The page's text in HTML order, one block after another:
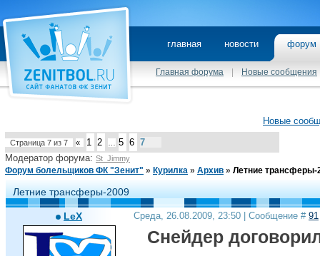
главная новости
Главная форума Новые сообщения
Новые
Страница 7 из 7 « 1 2 5 6 7
Модератор форума: St_Jimmy
Форум болельщиков ФК "Зенит" » Курилка » Архив » Летние трансферы-
Летние трансферы-2009
LeX Среда, 26.08.2009, 23:50 | Сообщение # 91
Снейдер